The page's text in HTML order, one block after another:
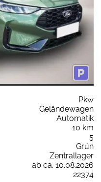
Pkw
Geländewagen
Automatik
10 km
5
Grün
Zentrallager
ab ca. 10.08.2026
22374